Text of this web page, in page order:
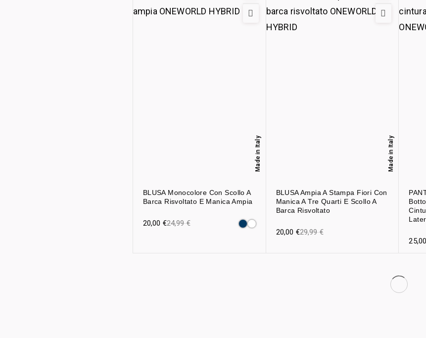
BLUSA Monocolore Con Scollo A
Barca Risvoltato E Manica Ampia
Made in Italy
24,99€
20,00 €
BLUSA Ampia A Stampa Fiori Con
Manica A Tre Quarti E Scollo A
Barca Risvoltato
Made in Italy
29,99€
20,00 €